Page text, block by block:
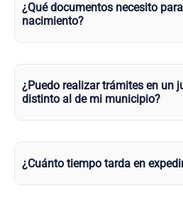
¿Qué documentos necesito
nacimiento?
¿Puedo realizar trámites en un
distinto al de mi municipio?
¿Cuánto tiempo tarda en